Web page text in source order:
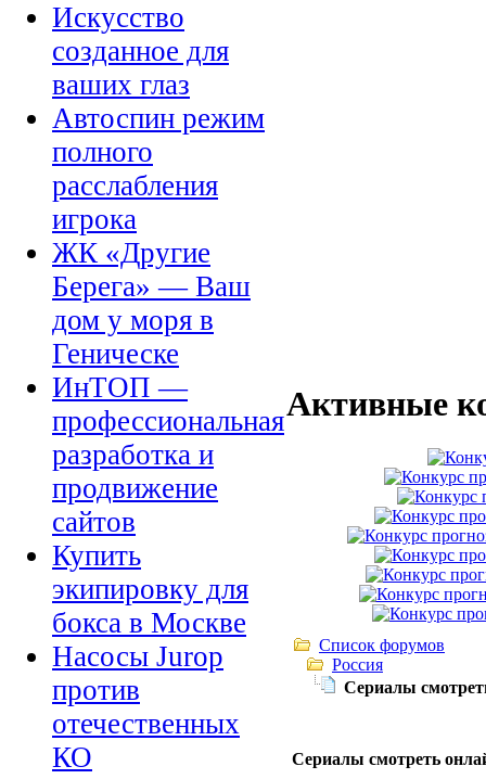
Искусство
созданное для
ваших глаз
Автоспин режим
полного
расслабления
игрока
ЖК «Другие
Берега» — Ваш
дом у моря в
Геническе
ИнТОП —
профессиональная
разработка и
продвижение
сайтов
Купить
экипировку для
бокса в Москве
Насосы Jurop
против
отечественных
КО
Активные
Список форумов
Россия
Сериалы
Сериалы смотреть